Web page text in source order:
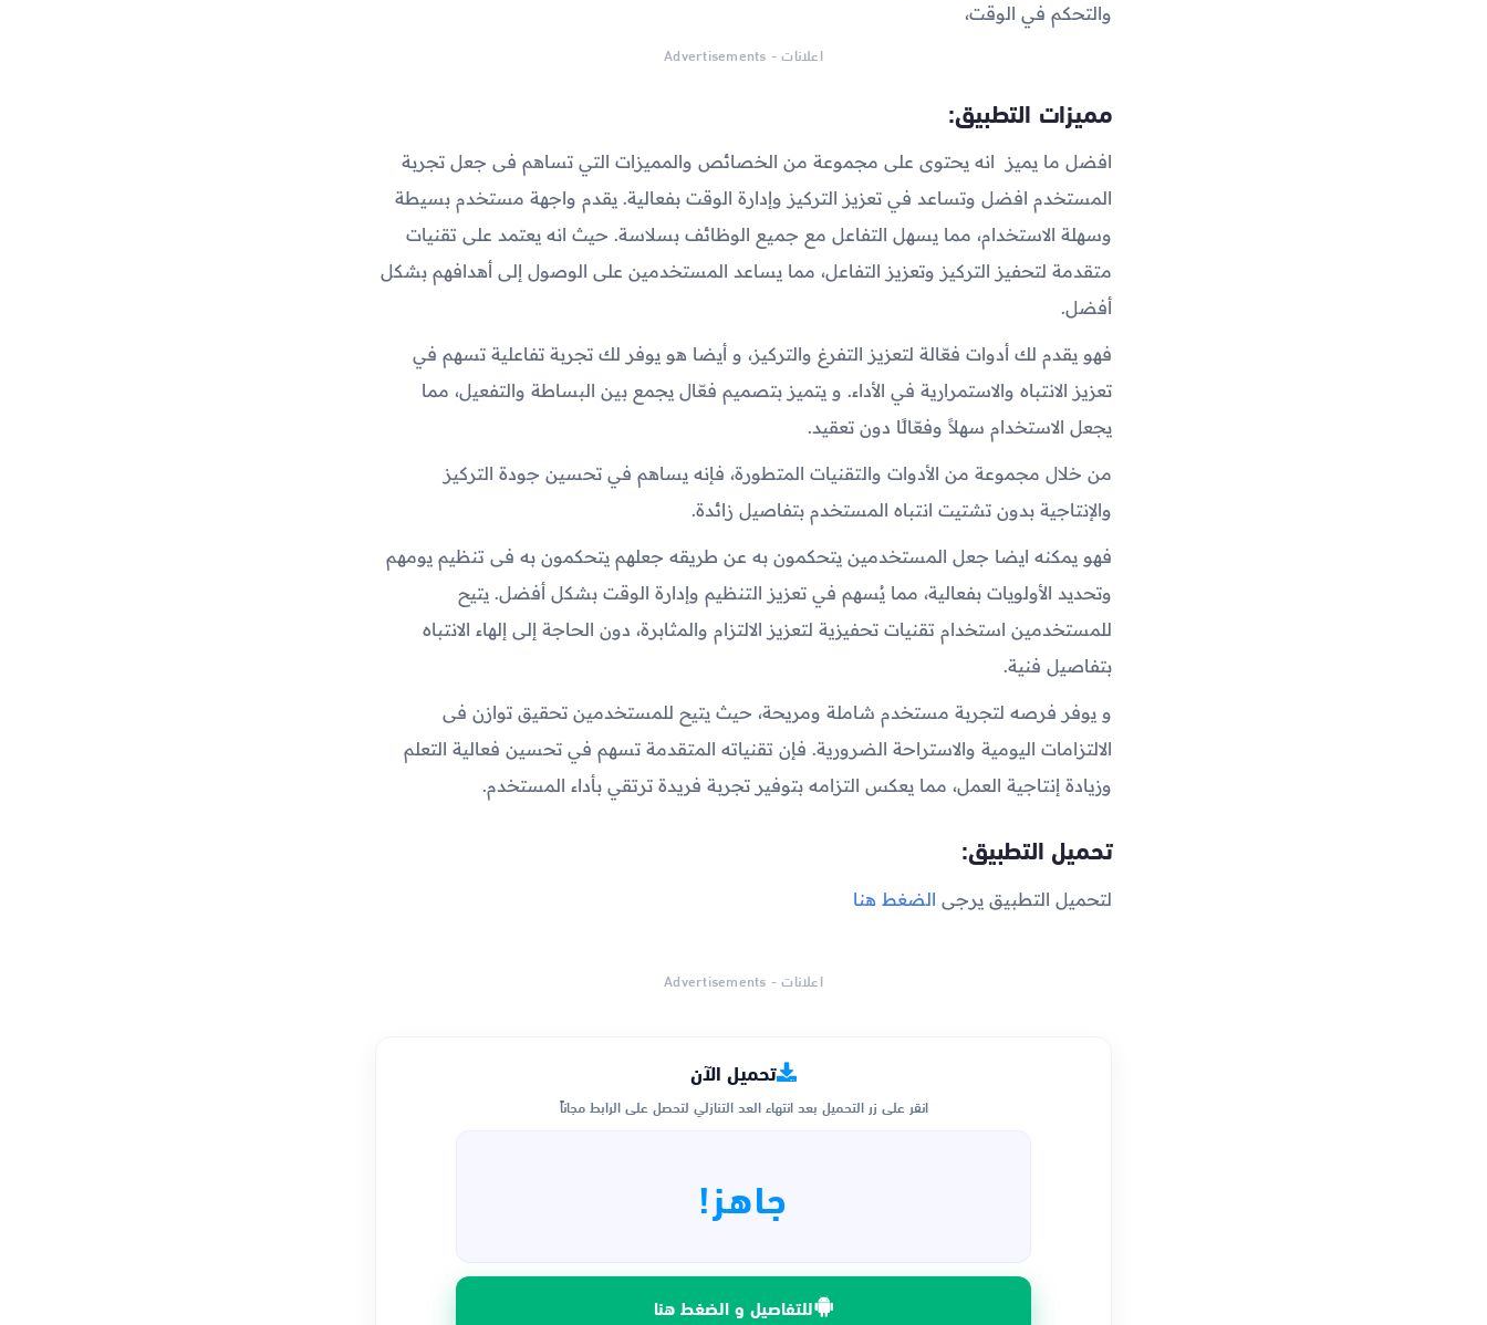
والتحكم في الوقت،
اعلانات - Advertisements
مميزات التطبيق:
افضل ما يميز انه يحتوى على مجموعة من الخصائص والمميزات التي تساهم فى جعل تجربة
المستخدم افضل وتساعد في تعزيز التركيز وإدارة الوقت بفعالية. يقدم واجهة مستخدم بسيطة
وسهلة الاستخدام، مما يسهل التفاعل مع جميع الوظائف بسلاسة. حيث انه يعتمد على تقنيات
متقدمة لتحفيز التركيز وتعزيز التفاعل، مما يساعد المستخدمين على الوصول إلى أهدافهم بشكل
أفضل.
فهو يقدم لك أدوات فعّالة لتعزيز التفرغ والتركيز، و أيضا هو يوفر لك تجربة تفاعلية تسهم في
تعزيز الانتباه والاستمرارية في الأداء. و يتميز بتصميم فعّال يجمع بين البساطة والتفعيل، مما
يجعل الاستخدام سهلاً وفعّالًا دون تعقيد.
من خلال مجموعة من الأدوات والتقنيات المتطورة، فإنه يساهم في تحسين جودة التركيز
والإنتاجية بدون تشتيت انتباه المستخدم بتفاصيل زائدة.
فهو يمكنه ايضا جعل المستخدمين يتحكمون به عن طريقه جعلهم يتحكمون به فى تنظيم يومهم
وتحديد الأولويات بفعالية، مما يُسهم في تعزيز التنظيم وإدارة الوقت بشكل أفضل. يتيح
للمستخدمين استخدام تقنيات تحفيزية لتعزيز الالتزام والمثابرة، دون الحاجة إلى إلهاء الانتباه
بتفاصيل فنية.
و يوفر فرصه لتجربة مستخدم شاملة ومريحة، حيث يتيح للمستخدمين تحقيق توازن فى
الالتزامات اليومية والاستراحة الضرورية. فإن تقنياته المتقدمة تسهم في تحسين فعالية التعلم
وزيادة إنتاجية العمل، مما يعكس التزامه بتوفير تجربة فريدة ترتقي بأداء المستخدم.
تحميل التطبيق:
لتحميل التطبيق يرجى الضغط هنا
اعلانات - Advertisements
تحميل الآن
انقر على زر التحميل بعد انتهاء العد التنازلي لتحصل على الرابط مجاناً
جاهز!
للتفاصيل و الضغط هنا